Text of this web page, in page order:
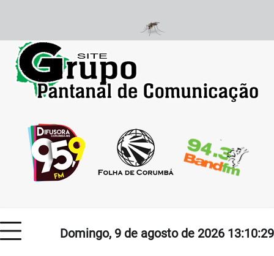
content
Domingo, 9 de agosto de 2026 13:10:29